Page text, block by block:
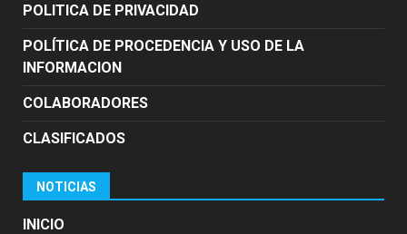
POLITICA DE PRIVACIDAD
POLÍTICA DE PROCEDENCIA Y USO DE LA
INFORMACION
COLABORADORES
CLASIFICADOS
NOTICIAS
INICIO